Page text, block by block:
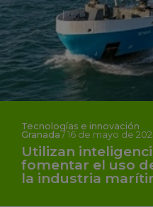
Tecnologías e innovación
Granada/ 16 de mayo de
Utilizan
fomentar el uso
la industria